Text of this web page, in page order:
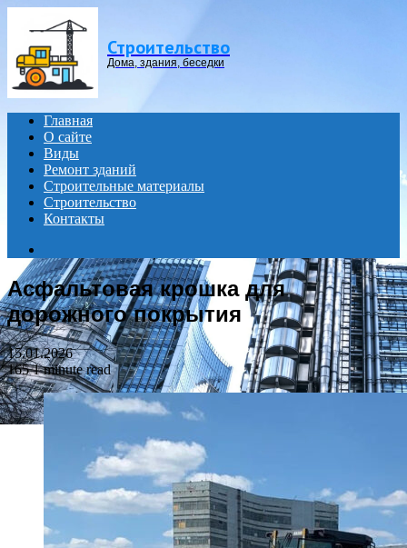
Строительство
Дома, здания, беседки
Главная
О сайте
Виды
Ремонт зданий
Строительные материалы
Строительство
Контакты
for
Асфальтовая крошка для
дорожного покрытия
15.01.2026
1651 minute read